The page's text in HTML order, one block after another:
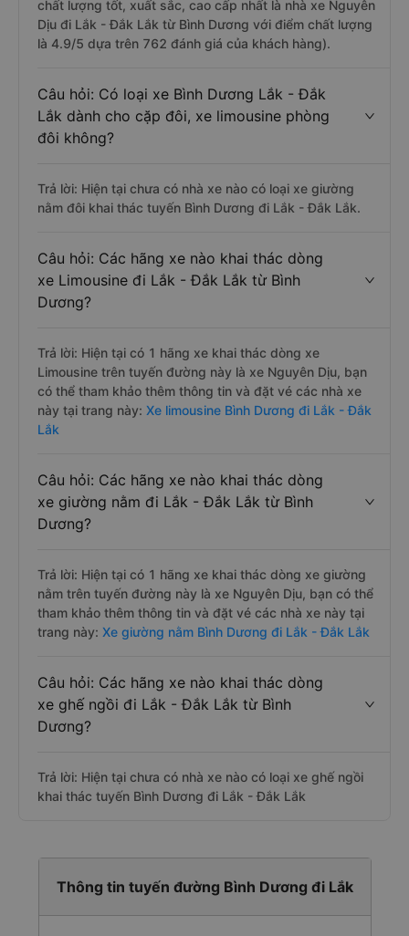
chất lượng tốt, xuất sắc, cao cấp nhất là nhà xe Nguyên
Dịu đi Lắk - Đắk Lắk từ Bình Dương với điểm chất lượng
là 4.9/5 dựa trên 762 đánh giá của khách hàng).
Câu hỏi: Có loại xe Bình Dương Lắk - Đắk
Lắk dành cho cặp đôi, xe limousine phòng
đôi không?
Trả lời: Hiện tại chưa có nhà xe nào có loại xe giường
nằm đôi khai thác tuyến Bình Dương đi Lắk - Đắk Lắk.
Câu hỏi: Các hãng xe nào khai thác dòng
xe Limousine đi Lắk - Đắk Lắk từ Bình
Dương?
Trả lời: Hiện tại có 1 hãng xe khai thác dòng xe
Limousine trên tuyến đường này là xe Nguyên Dịu, bạn
có thể tham khảo thêm thông tin và đặt vé các nhà xe
này tại trang này: Xe limousine Bình Dương đi Lắk - Đắk
Lắk
Câu hỏi: Các hãng xe nào khai thác dòng
xe giường nằm đi Lắk - Đắk Lắk từ Bình
Dương?
Trả lời: Hiện tại có 1 hãng xe khai thác dòng xe giường
nằm trên tuyến đường này là xe Nguyên Dịu, bạn có thể
tham khảo thêm thông tin và đặt vé các nhà xe này tại
trang này: Xe giường nằm Bình Dương đi Lắk - Đắk Lắk
Câu hỏi: Các hãng xe nào khai thác dòng
xe ghế ngồi đi Lắk - Đắk Lắk từ Bình
Dương?
Trả lời: Hiện tại chưa có nhà xe nào có loại xe ghế ngồi
khai thác tuyến Bình Dương đi Lắk - Đắk Lắk
Thông tin tuyến đường Bình Dương đi Lắk